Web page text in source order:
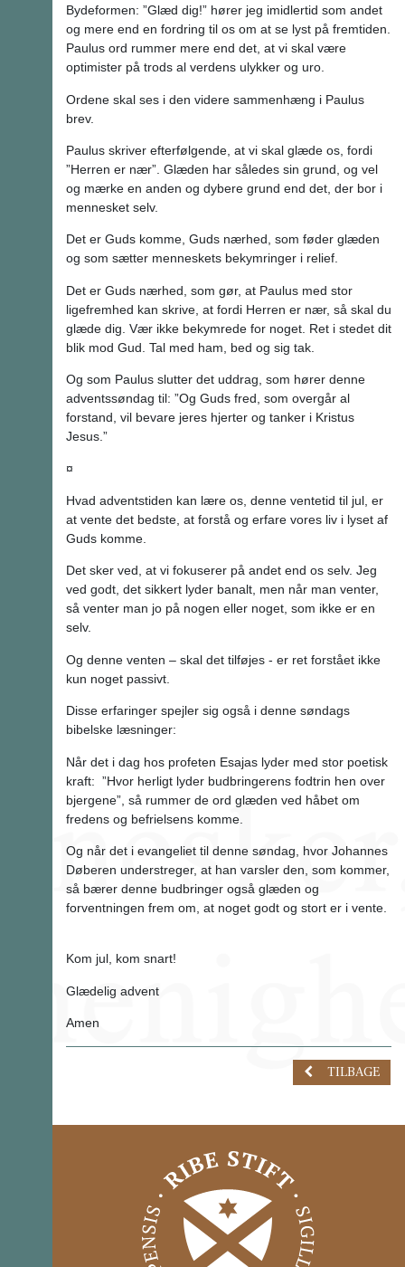
Bydeformen: ”Glæd dig!” hører jeg imidlertid som andet
og mere end en fordring til os om at se lyst på fremtiden.
Paulus ord rummer mere end det, at vi skal være
optimister på trods al verdens ulykker og uro.
Ordene skal ses i den videre sammenhæng i Paulus
brev.
Paulus skriver efterfølgende, at vi skal glæde os, fordi
”Herren er nær”. Glæden har således sin grund, og vel
og mærke en anden og dybere grund end det, der bor i
mennesket selv.
Det er Guds komme, Guds nærhed, som føder glæden
og som sætter menneskets bekymringer i relief.
Det er Guds nærhed, som gør, at Paulus med stor
ligefremhed kan skrive, at fordi Herren er nær, så skal du
glæde dig. Vær ikke bekymrede for noget. Ret i stedet dit
blik mod Gud. Tal med ham, bed og sig tak.
Og som Paulus slutter det uddrag, som hører denne
adventssøndag til: ”Og Guds fred, som overgår al
forstand, vil bevare jeres hjerter og tanker i Kristus
Jesus.”
¤
Hvad adventstiden kan lære os, denne ventetid til jul, er
at vente det bedste, at forstå og erfare vores liv i lyset af
Guds komme.
Det sker ved, at vi fokuserer på andet end os selv. Jeg
ved godt, det sikkert lyder banalt, men når man venter,
så venter man jo på nogen eller noget, som ikke er en
selv.
Og denne venten – skal det tilføjes - er ret forstået ikke
kun noget passivt.
Disse erfaringer spejler sig også i denne søndags
bibelske læsninger:
Når det i dag hos profeten Esajas lyder med stor poetisk
kraft: ”Hvor herligt lyder budbringerens fodtrin hen over
bjergene”, så rummer de ord glæden ved håbet om
fredens og befrielsens komme.
Og når det i evangeliet til denne søndag, hvor Johannes
Døberen understreger, at han varsler den, som kommer,
så bærer denne budbringer også glæden og
forventningen frem om, at noget godt og stort er i vente.
Kom jul, kom snart!
Glædelig advent
Amen
TILBAGE